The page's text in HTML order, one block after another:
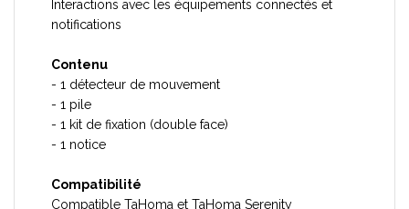
Interactions avec les équipements connectés et
notifications
Contenu
- 1 détecteur de mouvement
- 1 pile
- 1 kit de fixation (double face)
- 1 notice
Compatibilité
Compatible TaHoma et TaHoma Serenity